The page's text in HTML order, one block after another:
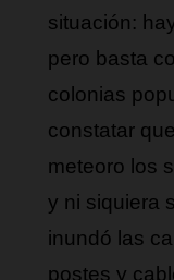
situación:
pero basta
colonias
constatar
meteoro los
y ni siquiera
inundó las
postes y